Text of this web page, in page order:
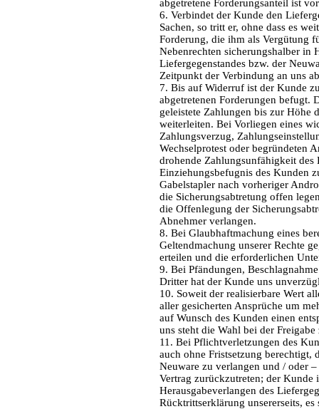
abgetretene Forderungsanteil ist
6. Verbindet der Kunde den
Sachen, so tritt er, ohne dass es
Forderung, die ihm als Vergütung
Nebenrechten sicherungshalber in
Liefergegenstandes bzw. der
Zeitpunkt der Verbindung an uns
7. Bis auf Widerruf ist der Kunde
abgetretenen Forderungen befugt.
geleistete Zahlungen bis zur Höhe
weiterleiten. Bei Vorliegen eines
Zahlungsverzug,
Wechselprotest oder begründeten
drohende Zahlungsunfähigkeit
Einziehungsbefugnis des Kunden
Gabelstapler nach vorheriger
die Sicherungsabtretung offen
die Offenlegung der
Abnehmer verlangen.
8. Bei Glaubhaftmachung eines
Geltendmachung unserer Rechte
erteilen und die erforderlichen
9. Bei Pfändungen,
Dritter hat der Kunde uns
10. Soweit der realisierbare Wert
aller gesicherten Ansprüche um
auf Wunsch des Kunden einen
uns steht die Wahl bei der
11. Bei Pflichtverletzungen des
auch ohne Fristsetzung berechtigt,
Neuware zu verlangen und / oder
Vertrag zurückzutreten; der
Herausgabeverlangen des
Rücktrittserklärung unsererseits,